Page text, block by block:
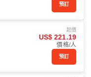
預訂
起價
US$ 221.19
價格/人
預訂